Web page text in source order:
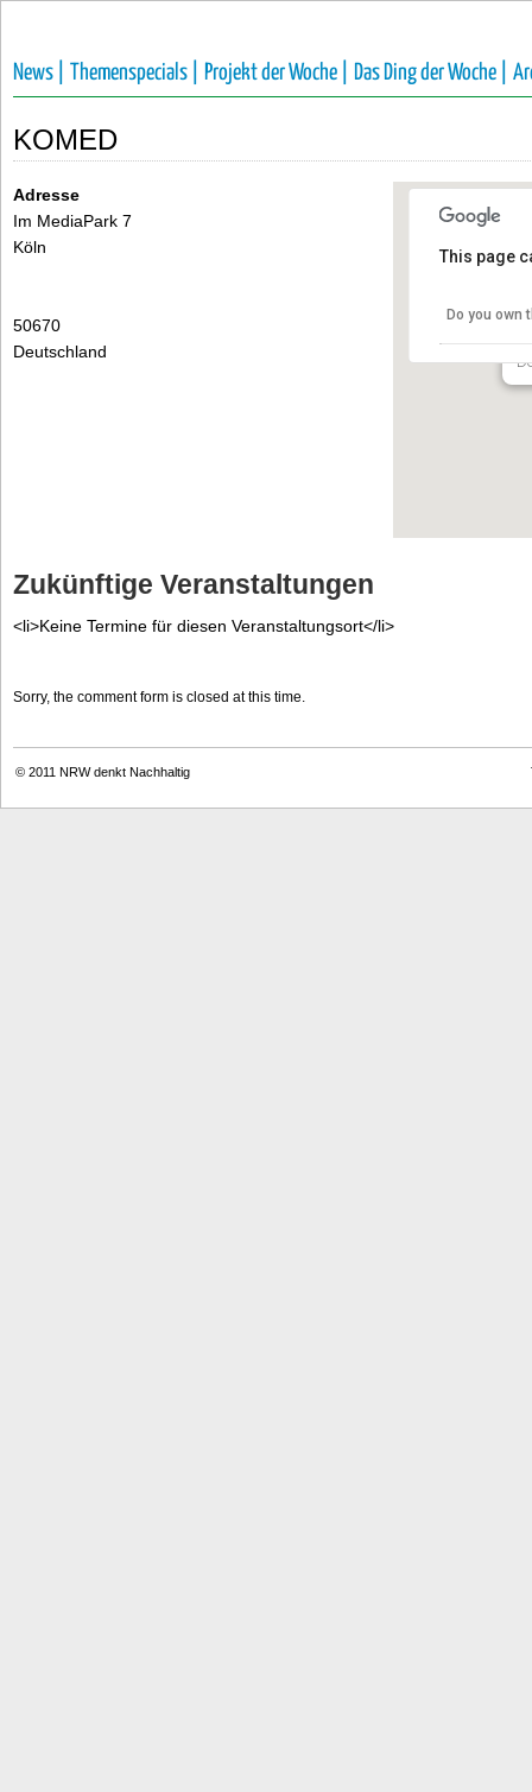
News | Themenspecials | Projekt der Woche | Das Ding der Woche |
KOMED
This page
Do you own
Adresse
Im MediaPark 7
Köln
50670
Deutschland
Zukünftige Veranstaltungen
<li>Keine Termine für diesen Veranstaltungsort</li>
Sorry, the comment form is closed at this time.
© 2011 NRW denkt Nachhaltig